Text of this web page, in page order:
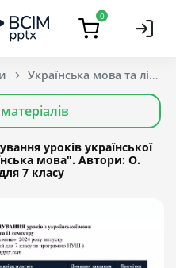
0
Українська мова та
уроків української
мова". Автори: О.
7 класу